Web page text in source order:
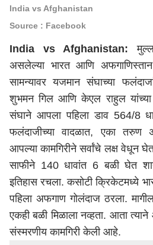
India vs Afghanistan
Source : Facebook
India vs Afghanistan:
असलेल्या भारत आणि
सामन्यावर यजमान संघाच्या
शुभमन गिल आणि केएल राहुल यांच्या
संघाने आपला पहिला डाव 564/8
फलंदाजीच्या वादळात, एका तरुण
आपल्या कामगिरीने सर्वांचे लक्ष वेधून
साफीने 140 धावांत 6 बळी घेत
इतिहास रचला. कसोटी क्रिकेटमध्ये
पहिला अफगाण गोलंदाज ठरला.
एकही बळी मिळाला नव्हता. आता
संस्मरणीय कामगिरी केली आहे.